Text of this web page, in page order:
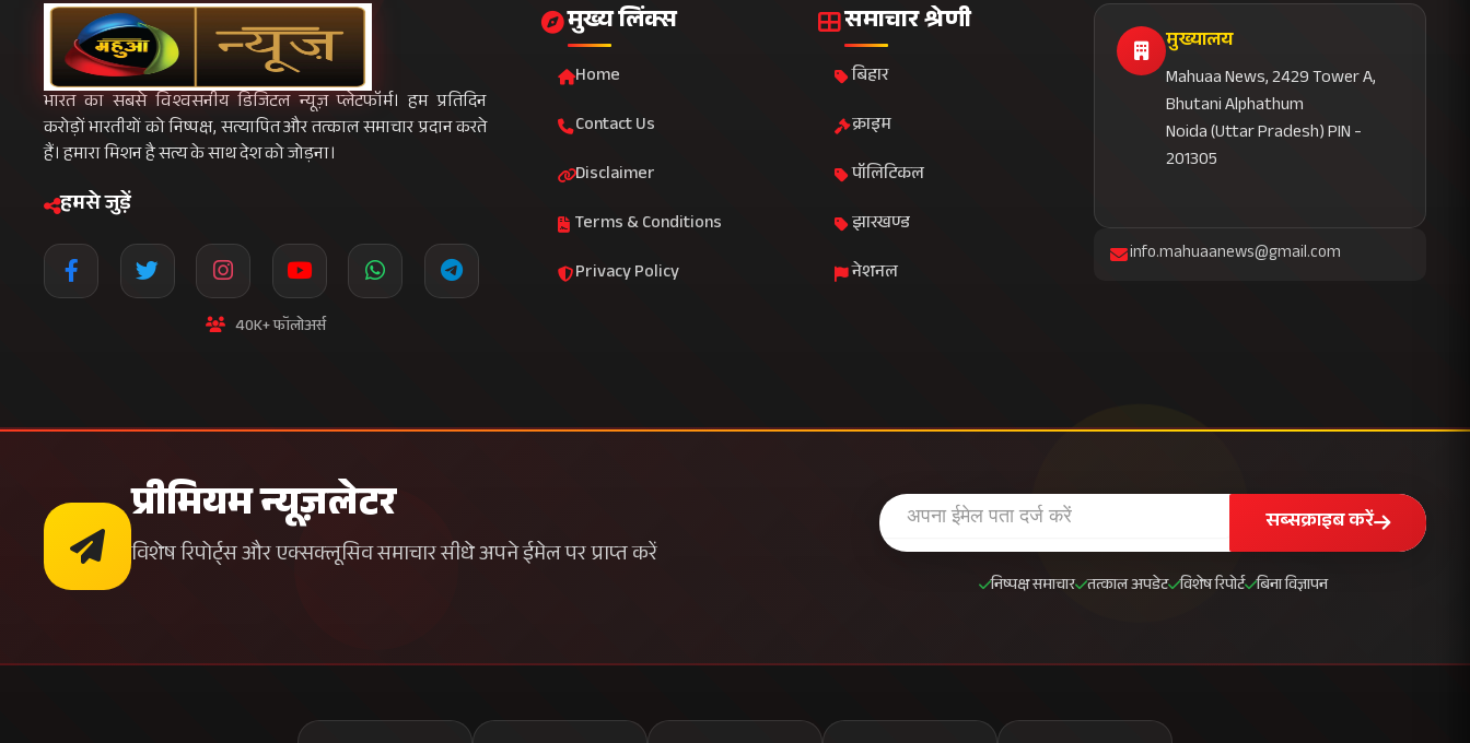
भारत का सबसे विश्वसनीय डिजिटल न्यूज़ प्लेटफॉर्म। हम प्रतिदिन
करोड़ों भारतीयों को निष्पक्ष, सत्यापित और तत्काल समाचार प्रदान करते
हैं। हमारा मिशन है सत्य के साथ देश को जोड़ना।
हमसे जुड़ें
40K+ फॉलोअर्स
मुख्य लिंक्स
Home
Contact Us
Disclaimer
Terms & Conditions
Privacy Policy
समाचार श्रेणी
बिहार
क्राइम
पॉलिटिकल
झारखण्ड
नेशनल
मुख्यालय
Mahuaa News, 2429 Tower A,
Bhutani Alphathum
Noida (Uttar Pradesh) PIN -
201305
info.mahuaanews@gmail.com
प्रीमियम न्यूज़लेटर
विशेष रिपोर्ट्स और एक्सक्लूसिव समाचार सीधे अपने ईमेल पर प्राप्त करें
सब्सक्राइब करें
निष्पक्ष समाचार तत्काल अपडेट विशेष रिपोर्ट बिना विज्ञापन